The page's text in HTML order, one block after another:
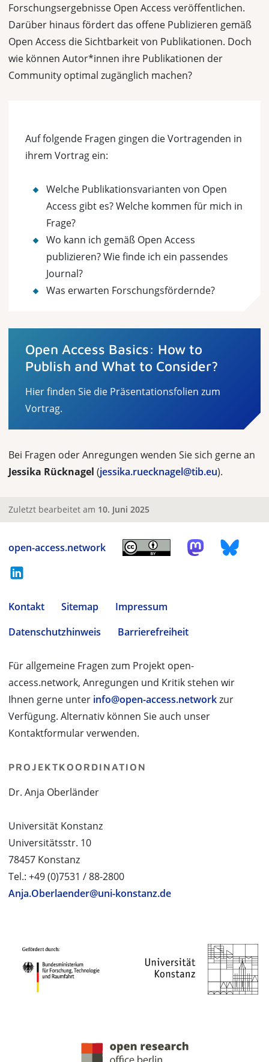
Forschungsergebnisse Open Access veröffentlichen.
Darüber hinaus fördert das offene Publizieren gemäß
Open Access die Sichtbarkeit von Publikationen. Doch
wie können Autor*innen ihre Publikationen der
Community optimal zugänglich machen?
Auf folgende Fragen gingen die Vortragenden in
ihrem Vortrag ein:
Welche Publikationsvarianten von Open
Access gibt es? Welche kommen für mich in
Frage?
Wo kann ich gemäß Open Access
publizieren? Wie finde ich ein passendes
Journal?
Was erwarten Forschungsfördernde?
Open Access Basics: How to
Publish and What to Consider?
Hier finden Sie die Präsentationsfolien zum
Vortrag.
Bei Fragen oder Anregungen wenden Sie sich gerne an
Jessika Rücknagel (jessika.ruecknagel@tib.eu).
Zuletzt bearbeitet am 10. Juni 2025
open-access.network
Kontakt Sitemap
Impressum
Datenschutzhinweis
Barrierefreiheit
Für allgemeine Fragen zum Projekt open-
access.network, Anregungen und Kritik stehen wir
Ihnen gerne unter info@open-access.networkzur
Verfügung. Alternativ können Sie auch unser
Kontaktformular verwenden.
PROJEKTKOORDINATION
Dr. Anja Oberländer
Universität Konstanz
Universitätsstr. 10
78457 Konstanz
Tel.: +49 (0)7531 / 88-2800
Anja.Oberlaender@uni-konstanz.de